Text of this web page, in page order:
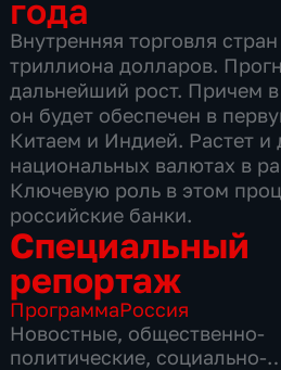
года
Внутренняя торговля
триллиона долларов.
дальнейший рост. Причем
он будет обеспечен в
Китаем и Индией. Растет и
национальных валютах в
Ключевую роль в этом
российские банки.
Специальный
репортаж
ПрограммаРоссия
Новостные, общественно-
политические, социально-